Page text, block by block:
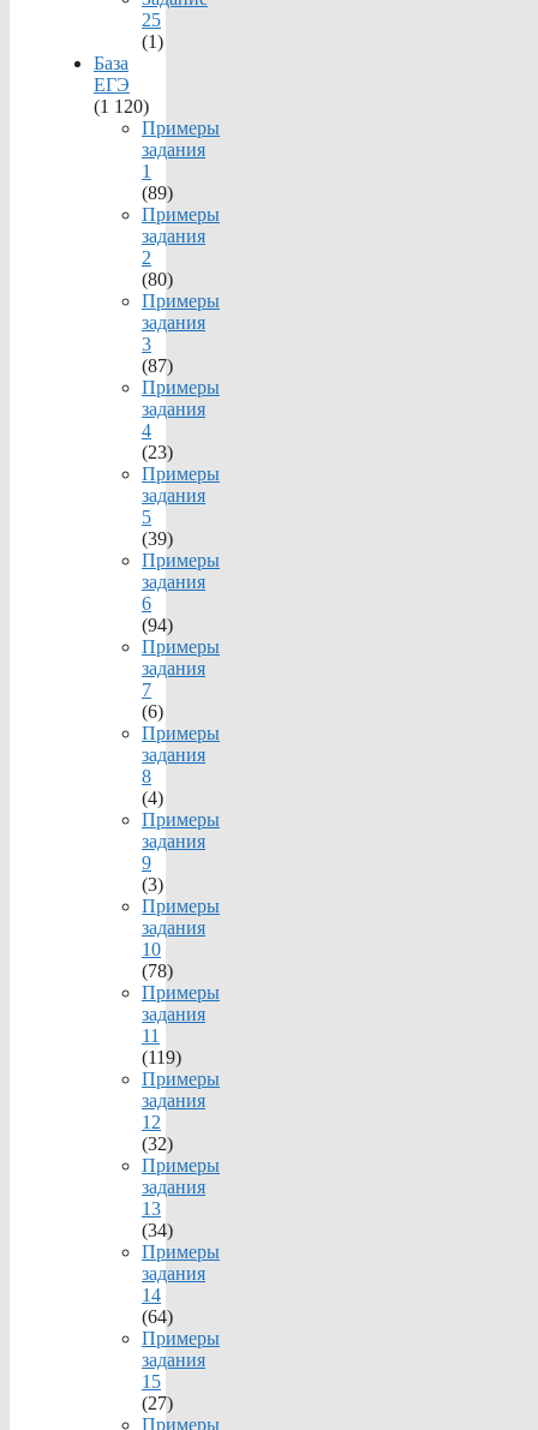
25
(1)
База
ЕГЭ
(1 120)
Примеры
задания
1
(89)
Примеры
задания
2
(80)
Примеры
задания
3
(87)
Примеры
задания
4
(23)
Примеры
задания
5
(39)
Примеры
задания
6
(94)
Примеры
задания
7
(6)
Примеры
задания
8
(4)
Примеры
задания
9
(3)
Примеры
задания
10
(78)
Примеры
задания
11
(119)
Примеры
задания
12
(32)
Примеры
задания
13
(34)
Примеры
задания
14
(64)
Примеры
задания
15
(27)
Примеры